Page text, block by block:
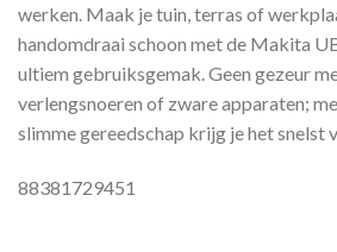
werken. Maak je tuin, terras of
handomdraai schoon met de Makita
ultiem gebruiksgemak. Geen gezeur
verlengsnoeren of zware apparaten;
slimme gereedschap krijg je het snelst
88381729451